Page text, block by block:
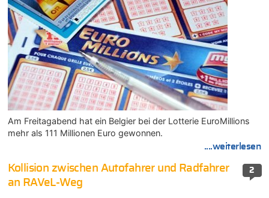
Am Freitagabend hat ein Belgier bei der Lotterie EuroMillions
mehr als 111 Millionen Euro gewonnen.
....weiterlesen
2
Kollision zwischen Autofahrer und Radfahrer
an RAVeL-Weg